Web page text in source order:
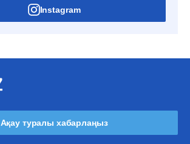
Instagram
Ақау туралы хабарлаңыз